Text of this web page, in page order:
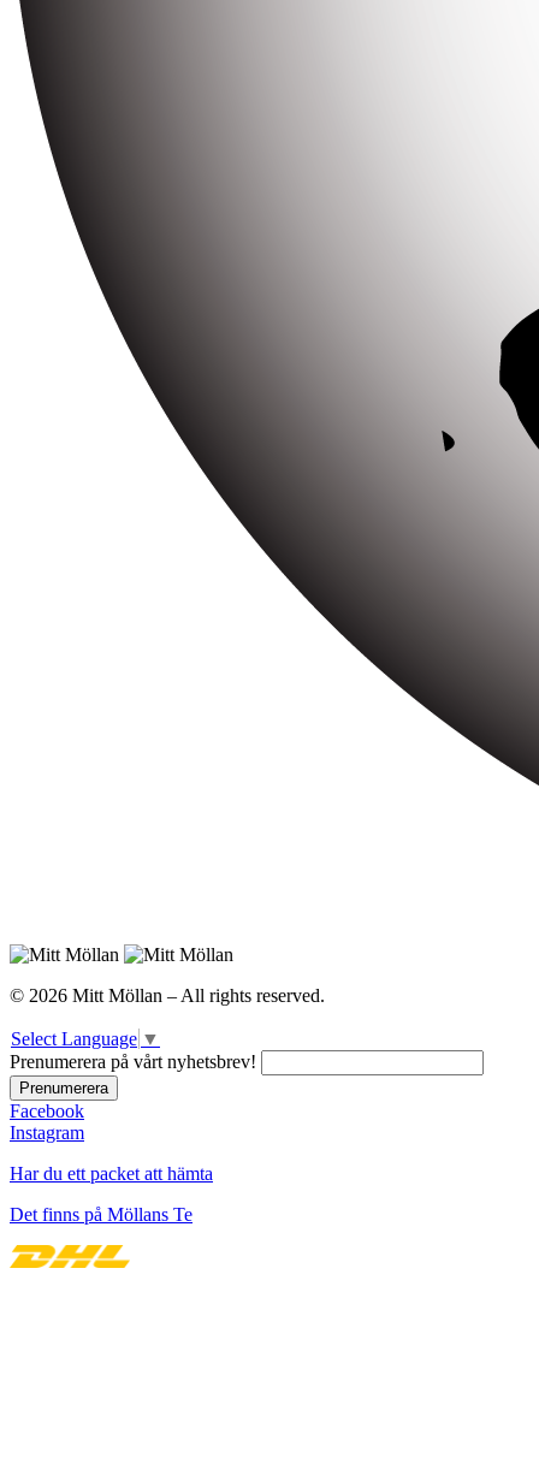
© 2026 Mitt Möllan – All rights reserved.
Select Language ▼
Prenumerera på vårt nyhetsbrev!
Facebook
Instagram
Har du ett packet att hämta
Det finns på Möllans Te